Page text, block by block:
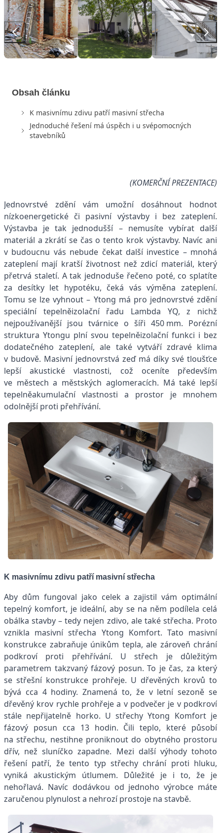
Obsah článku
K masivnímu zdivu patří masivní střecha
Jednoduché řešení má úspěch i u svépomocných
stavebníků
(KOMERČNÍ PREZENTACE)
Jednovrstvé zdění vám umožní dosáhnout hodnot
nízkoenergetické či pasivní výstavby i bez zateplení.
Výstavba je tak jednodušší – nemusíte vybírat další
materiál a zkrátí se čas o tento krok výstavby. Navíc ani
v budoucnu vás nebude čekat další investice – mnohá
zateplení mají kratší životnost než zdicí materiál, který
přetrvá staletí. A tak jednoduše řečeno poté, co splatíte
za desítky let hypotéku, čeká vás výměna zateplení.
Tomu se lze vyhnout – Ytong má pro jednovrstvé zdění
speciální tepelněizolační řadu Lambda YQ, z nichž
nejpoužívanější jsou tvárnice o šíři 450 mm. Porézní
struktura Ytongu plní svou tepelněizolační funkci i bez
dodatečného zateplení, ale také vytváří zdravé klima
v budově. Masivní jednovrstvá zeď má díky své tloušťce
lepší akustické vlastnosti, což oceníte především
ve městech a městských aglomeracích. Má také lepší
tepelněakumulační vlastnosti a prostor je mnohem
odolnější proti přehřívání.
K masivnímu zdivu patří masivní střecha
Aby dům fungoval jako celek a zajistil vám optimální
tepelný komfort, je ideální, aby se na něm podílela celá
obálka stavby – tedy nejen zdivo, ale také střecha. Proto
vznikla masivní střecha Ytong Komfort. Tato masivní
konstrukce zabraňuje únikům tepla, ale zároveň chrání
podkroví proti přehřívání. U střech je důležitým
parametrem takzvaný fázový posun. To je čas, za který
se střešní konstrukce prohřeje. U dřevěných krovů to
bývá cca 4 hodiny. Znamená to, že v letní sezoně se
dřevěný krov rychle prohřeje a v podvečer je v podkroví
stále nepřijatelně horko. U střechy Ytong Komfort je
fázový posun cca 13 hodin. Čili teplo, které působí
na střechu, nestihne proniknout do obytného prostoru
dřív, než sluníčko zapadne. Mezi další výhody tohoto
řešení patří, že tento typ střechy chrání proti hluku,
vyniká akustickým útlumem. Důležité je i to, že je
nehořlavá. Navíc dodávkou od jednoho výrobce máte
zaručenou plynulost a nehrozí prostoje na stavbě.